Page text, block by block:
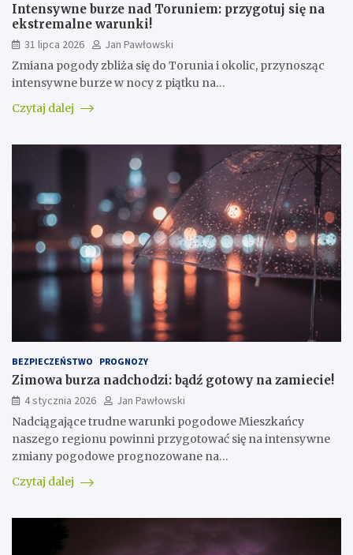
Intensywne burze nad Toruniem: przygotuj się na
ekstremalne warunki!
31 lipca 2026
Jan Pawłowski
Zmiana pogody zbliża się do Torunia i okolic, przynosząc
intensywne burze w nocy z piątku na…
Czytaj dalej
BEZPIECZEŃSTWO PROGNOZY
Zimowa burza nadchodzi: bądź gotowy na zamiecie!
4 stycznia 2026
Jan Pawłowski
Nadciągające trudne warunki pogodowe Mieszkańcy
naszego regionu powinni przygotować się na intensywne
zmiany pogodowe prognozowane na…
Czytaj dalej